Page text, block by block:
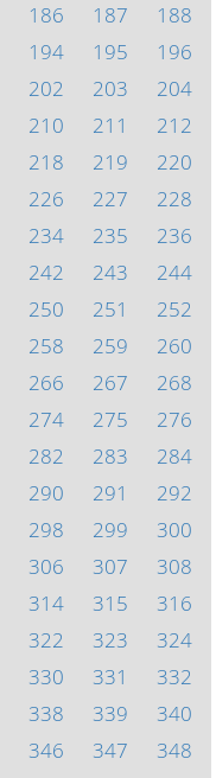
186 187
188
194 195
196
202 203
204
210 211
212
218 219
220
226 227
228
234 235
236
242 243
244
250 251
252
258 259
260
266 267
268
274 275
276
282 283
284
290 291
292
298 299
300
306 307
308
314 315
316
322 323
324
330 331
332
338 339
340
346 347
348